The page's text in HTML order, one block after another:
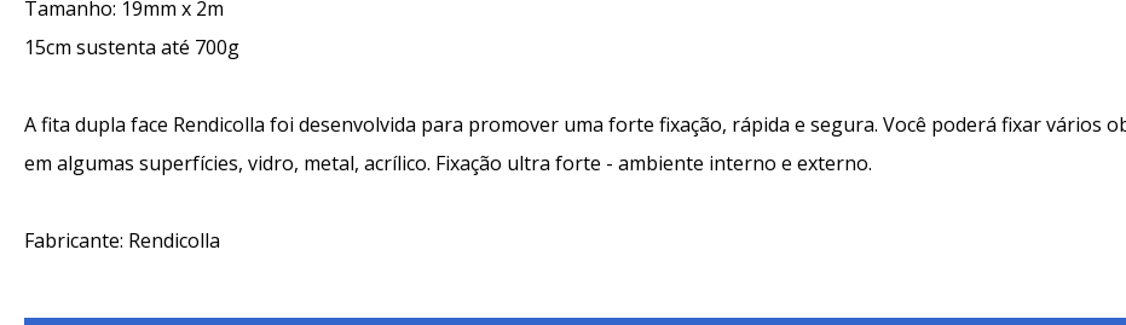
Tamanho: 19mm x 2m
15cm sustenta até 700g
A fita dupla face Rendicolla foi desenvolvida para promover uma forte fixação, rápida e segura. Você poderá fixar vários
em algumas superfícies, vidro, metal, acrílico. Fixação ultra forte - ambiente interno e externo.
Fabricante: Rendicolla